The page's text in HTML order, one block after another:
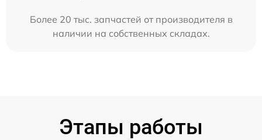
Более 20 тыс. запчастей от производителя в
наличии на собственных складах.
Этапы работы